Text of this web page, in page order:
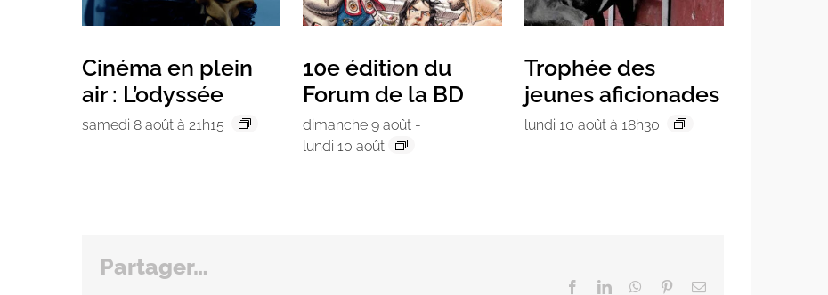
Cinéma en plein
air : L’odyssée
samedi 8 août à 21h15
10e édition du
Forum de la BD
dimanche 9 août -
lundi 10 août
Trophée des
jeunes aficionades
lundi 10 août à 18h30
Partager…
FacebookLinkedInWhatsApp
PinterestEmail